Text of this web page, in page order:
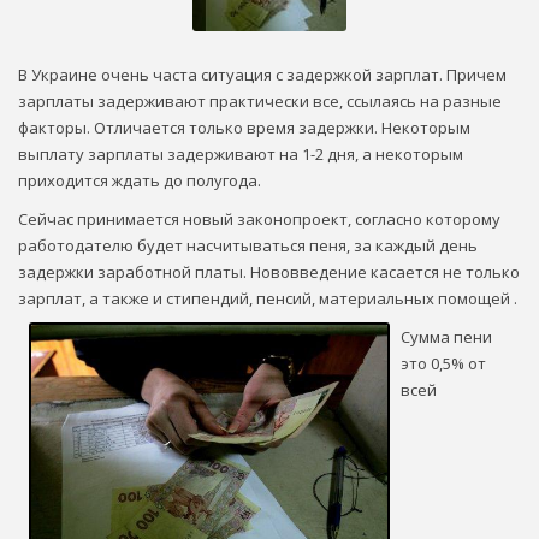
В Украине очень часта ситуация с задержкой зарплат. Причем
зарплаты задерживают практически все, ссылаясь на разные
факторы. Отличается только время задержки. Некоторым
выплату зарплаты задерживают на 1-2 дня, а некоторым
приходится ждать до полугода.
Сейчас принимается новый законопроект, согласно которому
работодателю будет насчитываться пеня, за каждый день
задержки заработной платы. Нововведение касается не только
зарплат, а также и стипендий, пенсий, материальных помощей .
Сумма пени
это 0,5% от
всей